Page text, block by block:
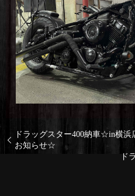
ドラッグスター400納車☆in横
お知らせ☆
ド